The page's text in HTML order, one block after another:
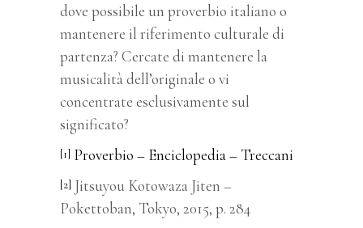
dove possibile un proverbio italiano o
mantenere il riferimento culturale di
partenza? Cercate di mantenere la
musicalità dell’originale o vi
concentrate esclusivamente sul
significato?
[1] Proverbio – Enciclopedia – Treccani
[2] Jitsuyou Kotowaza Jiten –
Pokettoban, Tokyo, 2015, p. 284